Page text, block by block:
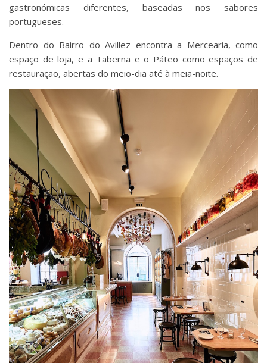
gastronómicas diferentes, baseadas nos sabores
portugueses.
Dentro do Bairro do Avillez encontra a Mercearia, como
espaço de loja, e a Taberna e o Páteo como espaços de
restauração, abertas do meio-dia até à meia-noite.